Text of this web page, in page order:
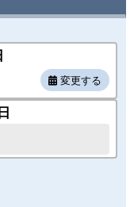
炊飯
グルト、ジュー
変更する